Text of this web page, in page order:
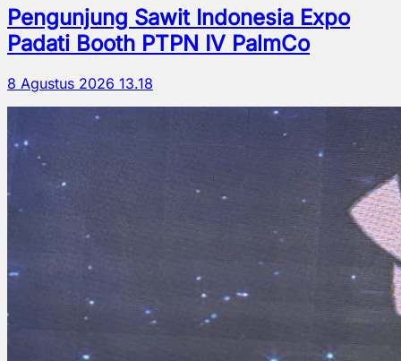
Pengunjung Sawit Indonesia Expo
Padati Booth PTPN IV PalmCo
8 Agustus 2026 13.18